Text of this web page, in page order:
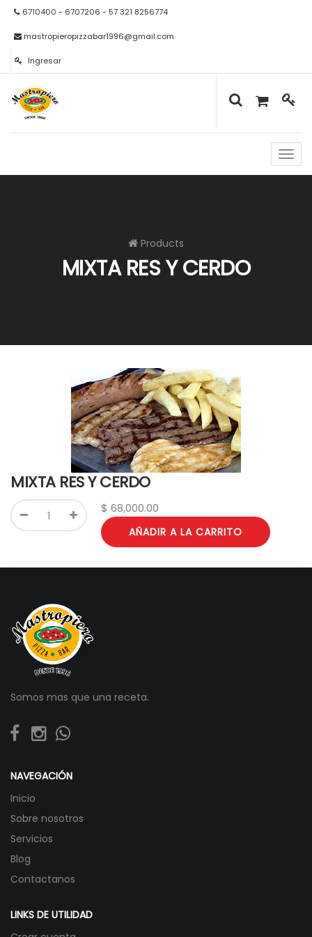
6710400 - 6707206 - 57 321 8256774
mastropieropizzabar1996@gmail.com
Ingresar
de
Products
MIXTA RES Y CERDO
MIXTA RES Y CERDO
$ 68,000.00
AÑADIR A LA CARRITO
Somos mas que una receta.
NAVEGACIÓN
Inicio
Sobre nosotros
Servicios
Blog
Contactanos
LINKS DE UTILIDAD